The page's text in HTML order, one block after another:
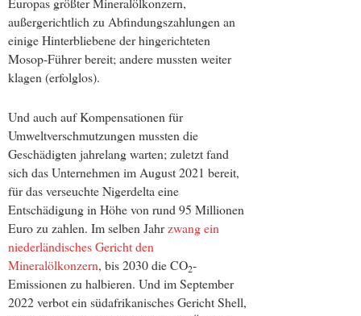
außergerichtlich zu Abfindungszahlungen an
einige Hinterbliebene der hingerichteten
Mosop-Führer bereit; andere mussten weiter
klagen (erfolglos).
Und auch auf Kompensationen für
Umweltverschmutzungen mussten die
Geschädigten jahrelang warten; zuletzt fand
sich das Unternehmen im August 2021 bereit,
für das verseuchte Nigerdelta eine
Entschädigung in Höhe von rund 95 Millionen
Euro zu zahlen. Im selben Jahrzwang ein
niederländisches Gericht den
Mineralölkonzern, bis 2030 die CO2-
Emissionen zu halbieren. Und im September
2022 verbot ein südafrikanisches Gericht Shell,